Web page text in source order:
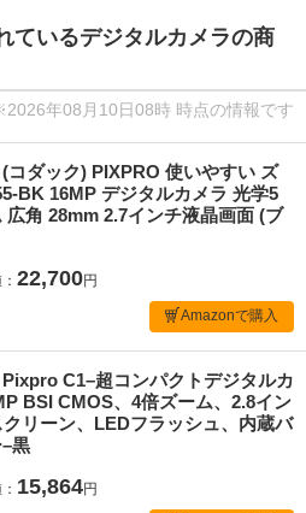
ているデジタルカメラの商
年08月10日08時 時点の情報です
コダック) PIXPRO 使いやすい ズ
BK 16MP デジタルカメラ 光学5
広角 28mm 2.7インチ液晶画面 (ブ
22,700円
Amazonで購入
C1–超コンパクトデジタルカ
BSI CMOS、4倍ズーム、2.8イン
リーン、LEDフラッシュ、内蔵バ
黒
15,864円